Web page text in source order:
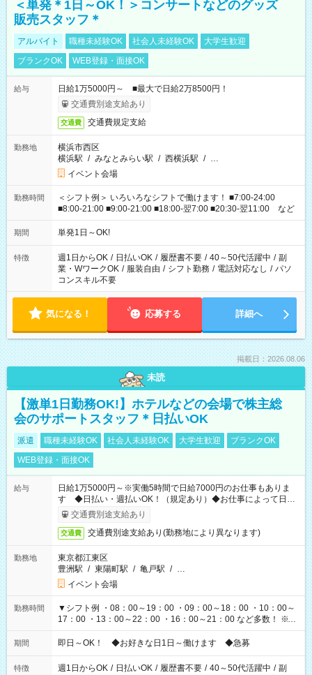
＜単発＊1日～OK！＞コンサートなどのグッズ
販売スタッフ＊
アルバイト 職種未経験OK 社会人未経験OK
大学生歓迎
ブランクOK
WEB登録・面接OK
給与
日給1万5000円～ ■最大で日給2万8500円！
交通費別途支給あり
交通費 交通費規定支給
勤務地
横浜市西区
横浜駅 / みなとみらい駅 / 西横浜駅 / …
イベント会場
勤務時間
＜シフト例＞ いろいろなシフトで働けます！ ■7:00-24:00
■8:00-21:00 ■9:00-21:00 ■18:00-翌7:00 ■20:30-翌11:00 など
期間 単発1日～OK!
特徴 週1日からOK / 日払いOK / 履歴書不要 / 40～50代活躍中 / 副
業・WワークOK / 服装自由 / シフト勤務 / 電話対応なし / パソ
コンスキル不要
気になる！ 応募する 詳細へ
掲載日：2026.08.06
未読
【激単1日勤務OK!】ホテルなどの会場で株主総
会のサポートスタッフ＊日払いOK
派遣 職種未経験OK 社会人未経験OK 大学生歓迎
ブランクOK
WEB登録・面接OK
給与
日給1万5000円～※実働5時間で日給7000円のお仕事もありま
す ◆日払い・週払いOK！（規定あり）◆お仕事によって日給
も異なります
交通費別途支給あり
交通費 交通費別途支給あり(勤務地により異なります)
勤務地
東京都江東区
豊洲駅 / 東陽町駅 / 亀戸駅 / …
イベント会場
勤務時間
▼シフト例 ・08：00～19：00 ・09：00～18：00 ・10：00～
17：00 ・13：00～22：00 ・16：00～21：00 など多数！ ※お
仕事により勤務時間が異なります
期間 即日～OK！ ◆お好きな日1日～働けます ◆急募
特徴 週1日からOK / 日払いOK / 履歴書不要 / 40～50代活躍中 / 副